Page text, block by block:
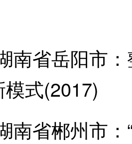
省岳阳市：
式(2017)
省郴州市：